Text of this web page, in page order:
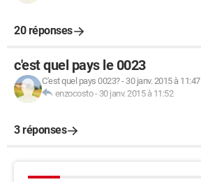
20 réponses
c'est quel pays le 0023
C'est quel pays 0023?- 30 janv. 2015 à 11:47
enzocosto- 30 janv. 2015 à 11:52
3 réponses